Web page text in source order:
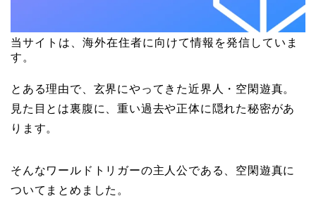
当サイトは、海外在住者に向けて情報を発信していま
す。
とある理由で、玄界にやってきた近界人・空閑遊真。
見た目とは裏腹に、重い過去や正体に隠れた秘密があ
ります。
そんなワールドトリガーの主人公である、空閑遊真に
ついてまとめました。